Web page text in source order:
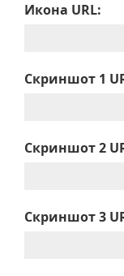
Икона URL:
Скриншот 1
Скриншот 2
Скриншот 3